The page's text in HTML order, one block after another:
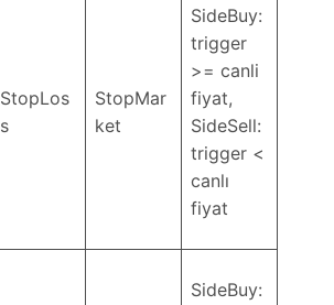
StopLos
s
StopMar
ket
SideBuy:
trigger
>= canli
fiyat,
SideSell:
trigger <
canlı
fiyat
SideBuy: